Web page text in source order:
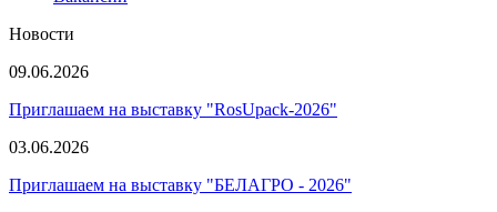
Новости
09.06.2026
Приглашаем на выставку "RosUpack-2026"
03.06.2026
Приглашаем на выставку "БЕЛАГРО - 2026"